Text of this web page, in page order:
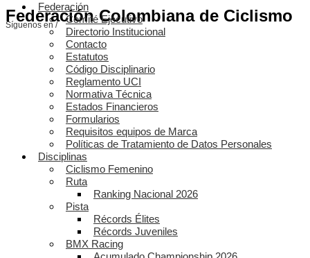
Federación Colombiana de Ciclismo
Síguenos en /
Federación
Comité Ejecutivo
Directorio Institucional
Contacto
Estatutos
Código Disciplinario
Reglamento UCI
Normativa Técnica
Estados Financieros
Formularios
Requisitos equipos de Marca
Políticas de Tratamiento de Datos Personales
Disciplinas
Ciclismo Femenino
Ruta
Ranking Nacional 2026
Pista
Récords Élites
Récords Juveniles
BMX Racing